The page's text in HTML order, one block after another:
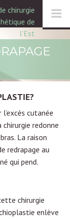
cutanée
redonne
La raison
redrapage au
qui pend.
chirurgie
enlève